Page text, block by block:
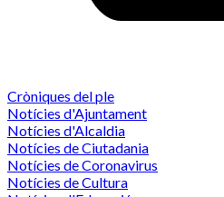
Cròniques del ple
Notícies d'Ajuntament
Notícies d'Alcaldia
Notícies de Ciutadania
Notícies de Coronavirus
Notícies de Cultura